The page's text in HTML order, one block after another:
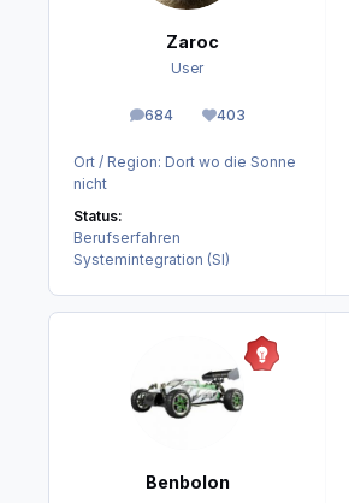
Zaroc
User
684
Beiträge 403
Reputation
Ort / Region: Dort wo die Sonne
nicht
Status:
Berufserfahren
Systemintegration (SI)
Benbolon